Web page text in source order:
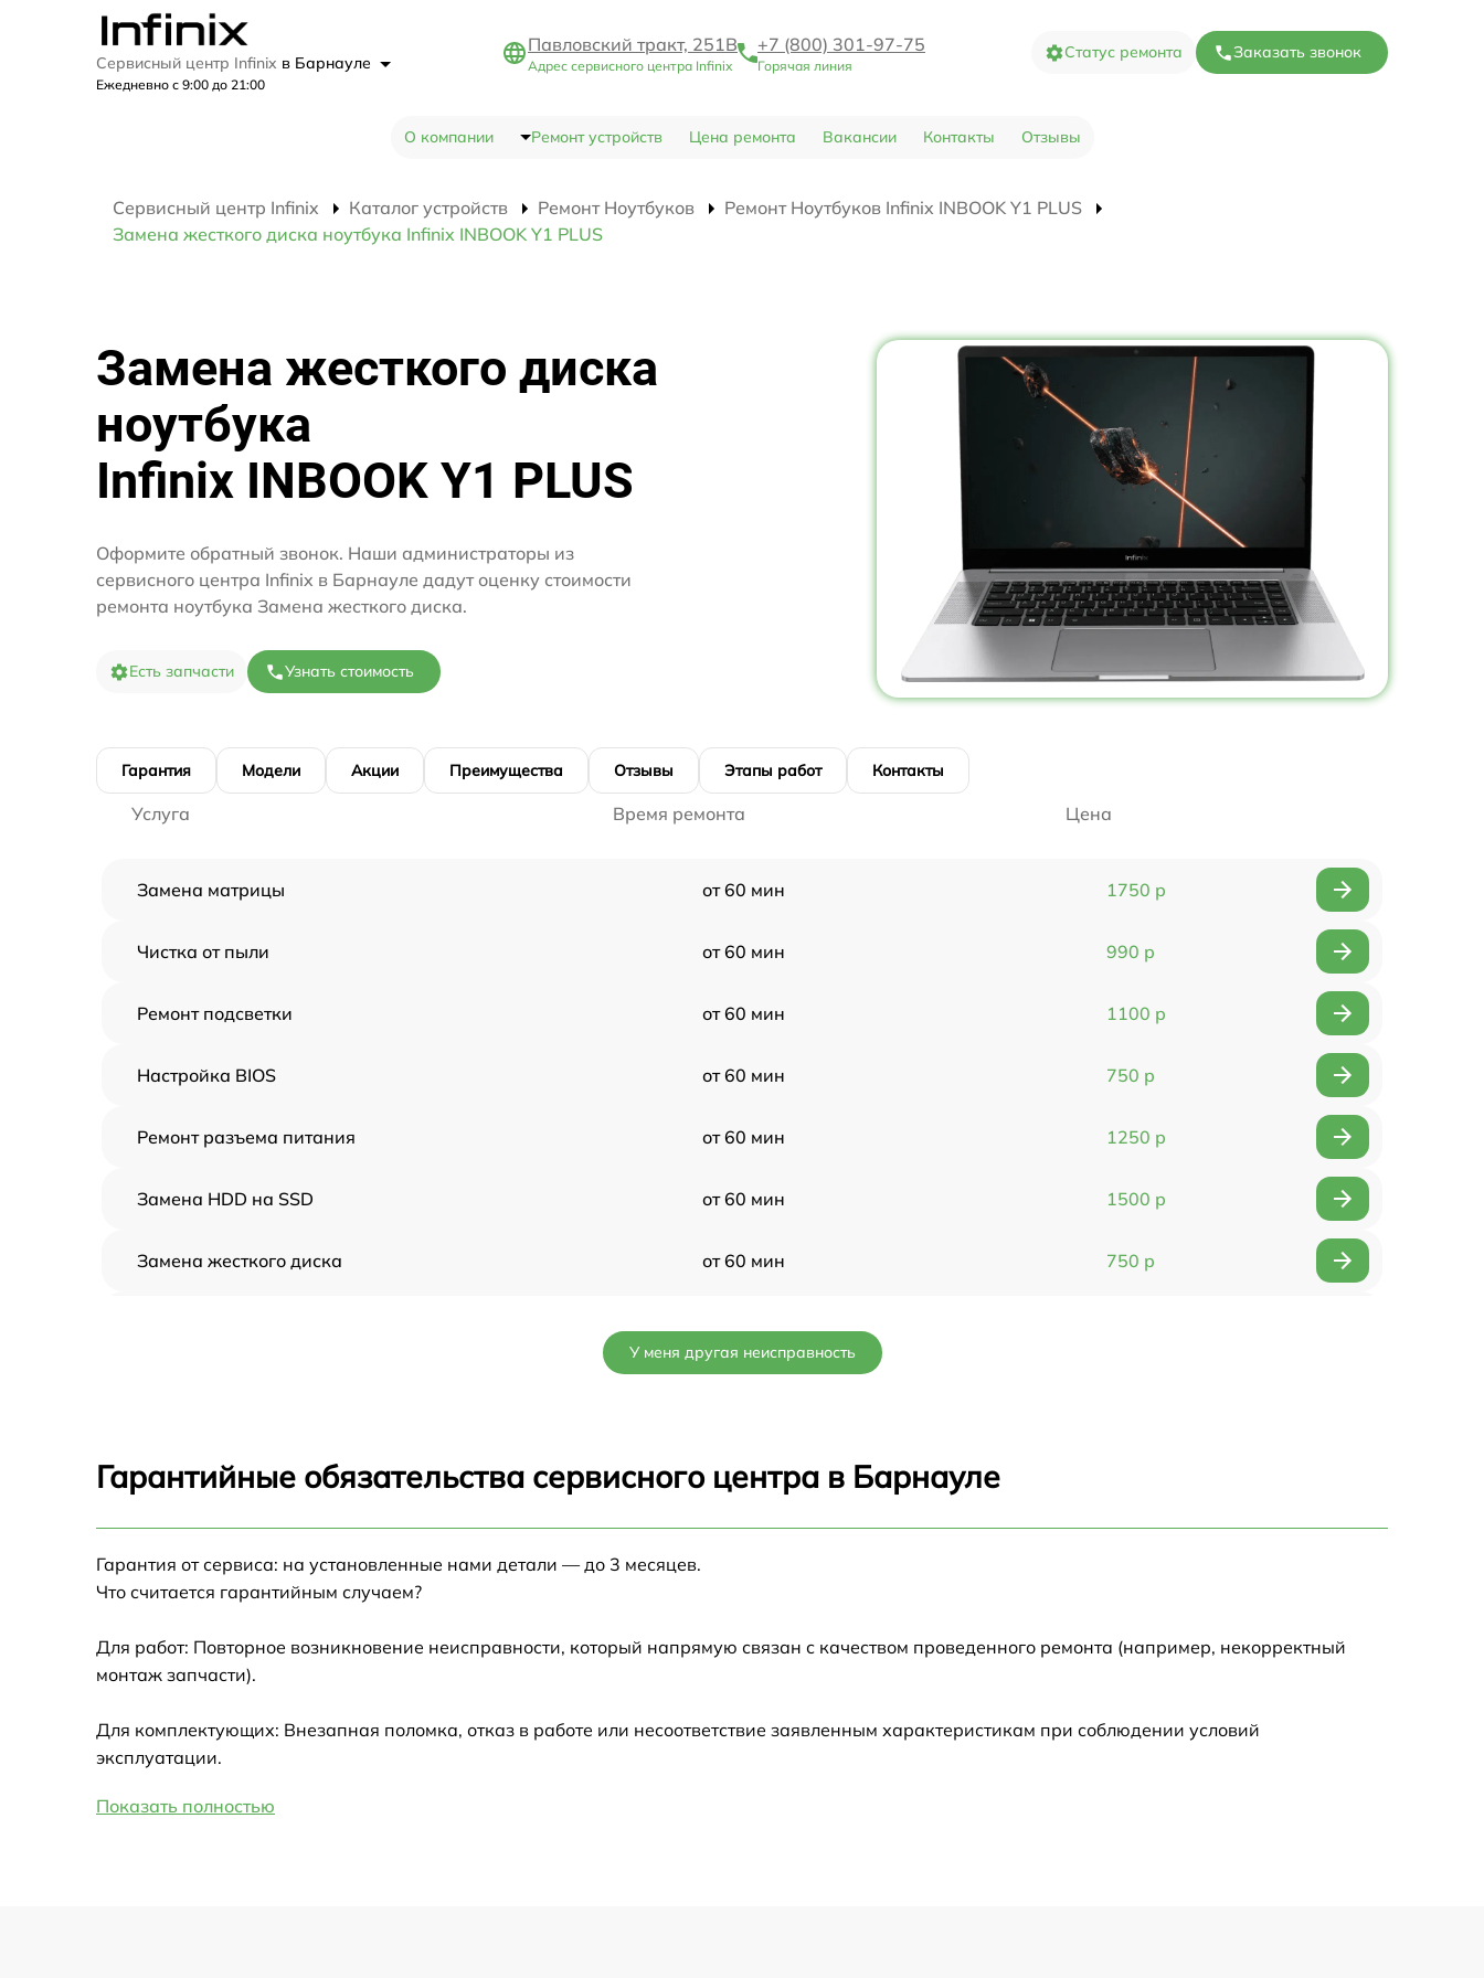
Сервисный центр Infinix в Барнауле
Ежедневно с 9:00 до 21:00
Павловский тракт, 251В
Адрес сервисного центра Infinix
+7 (800) 301-97-75
Горячая линия
Статус ремонта Заказать звонок
О компании Ремонт устройств Цена ремонта Вакансии Контакты Отзывы
Сервисный центр Infinix Каталог устройств Ремонт Ноутбуков
Ремонт Ноутбуков Infinix INBOOK Y1 PLUS
Замена жесткого диска ноутбука Infinix INBOOK Y1 PLUS
Замена жесткого диска
ноутбука
Infinix INBOOK Y1 PLUS
Оформите обратный звонок. Наши администраторы из
сервисного центра Infinix в Барнауле дадут оценку стоимости
ремонта ноутбука Замена жесткого диска.
Есть запчасти Узнать стоимость
Гарантия Модели Акции Преимущества Отзывы Этапы работ Контакты
Услуга Время ремонта Цена
Замена матрицы от 60 мин 1750 р
Чистка от пыли от 60 мин 990 р
Ремонт подсветки от 60 мин 1100 р
Настройка BIOS от 60 мин 750 р
Ремонт разъема питания от 60 мин 1250 р
Замена HDD на SSD от 60 мин 1500 р
Замена жесткого диска от 60 мин 750 р
Замена HDMI
Замена динамиков
Замена южного моста
У меня другая неисправность
Гарантийные обязательства сервисного центра в Барнауле
Гарантия от сервиса: на установленные нами детали — до 3 месяцев.
Что считается гарантийным случаем?
Для работ: Повторное возникновение неисправности, который напрямую связан с качеством проведенного ремонта (например, некорректный
монтаж запчасти).
Для комплектующих: Внезапная поломка, отказ в работе или несоответствие заявленным характеристикам при соблюдении условий
эксплуатации.
Показать полностью